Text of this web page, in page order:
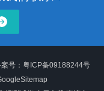
案号：粤ICP备09188244号